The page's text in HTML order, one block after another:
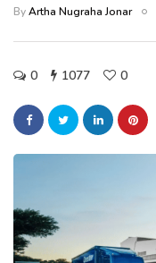
ByArtha Nugraha Jonar
0 1077 0